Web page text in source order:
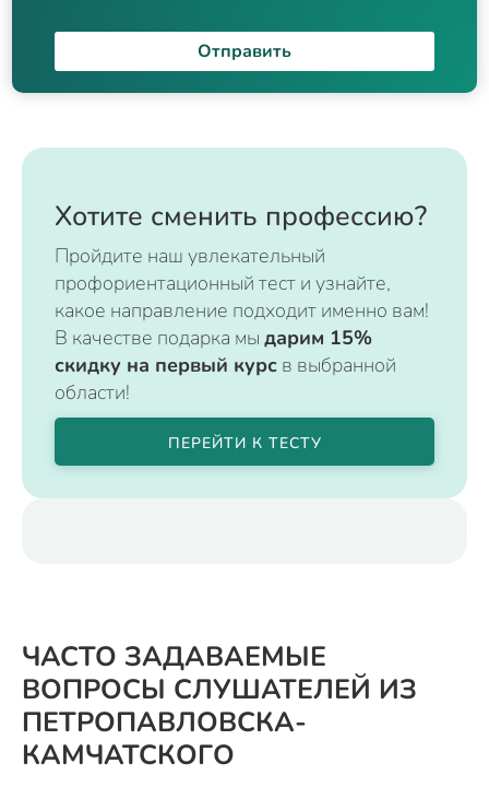
Отправить
Хотите сменить профессию?
Пройдите наш увлекательный
профориентационный тест и узнайте,
какое направление подходит именно вам!
В качестве подарка мы дарим 15%
скидку на первый курс в выбранной
области!
ПЕРЕЙТИ К ТЕСТУ
ЧАСТО ЗАДАВАЕМЫЕ
ВОПРОСЫ СЛУШАТЕЛЕЙ ИЗ
ПЕТРОПАВЛОВСКА-
КАМЧАТСКОГО